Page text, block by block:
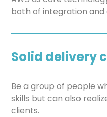
both of integration and
Solid delivery
Be a group of people
skills but can also
clients.